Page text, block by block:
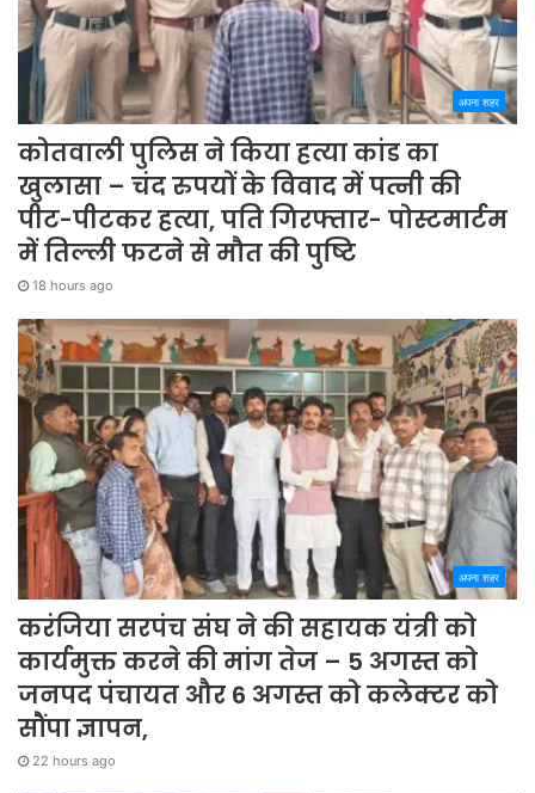
अपना शहर
कोतवाली पुलिस ने किया हत्या कांड का
खुलासा – चंद रुपयों के विवाद में पत्नी की
पीट-पीटकर हत्या, पति गिरफ्तार- पोस्टमार्टम
में तिल्ली फटने से मौत की पुष्टि
18 hours ago
अपना शहर
करंजिया सरपंच संघ ने की सहायक यंत्री को
कार्यमुक्त करने की मांग तेज – 5 अगस्त को
जनपद पंचायत और 6 अगस्त को कलेक्टर को
सौंपा ज्ञापन,
22 hours ago